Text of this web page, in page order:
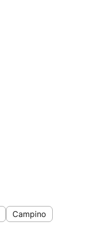
Campino